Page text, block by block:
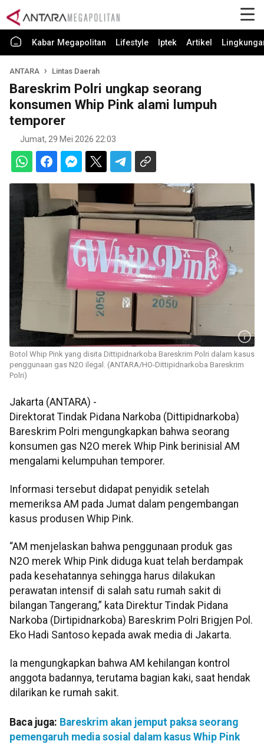
Kabar Megapolitan Lifestyle Iptek Artikel
ANTARA Lintas Daerah
Bareskrim Polri ungkap seorang
konsumen Whip Pink alami lumpuh
temporer
Jumat, 29 Mei 2026 22:03
Botol Whip Pink yang disita Dittipidnarkoba Bareskrim Polri dalam kasus
penggunaan gas N2O ilegal. (ANTARA/HO-Dittipidnarkoba Bareskrim
Polri)
Jakarta (ANTARA) -
Direktorat Tindak Pidana Narkoba (Dittipidnarkoba)
Bareskrim Polri mengungkapkan bahwa seorang
konsumen gas N2O merek Whip Pink berinisial AM
mengalami kelumpuhan temporer.
Informasi tersebut didapat penyidik setelah
memeriksa AM pada Jumat dalam pengembangan
kasus produsen Whip Pink.
“AM menjelaskan bahwa penggunaan produk gas
N2O merek Whip Pink diduga kuat telah berdampak
pada kesehatannya sehingga harus dilakukan
perawatan intensif di salah satu rumah sakit di
bilangan Tangerang,” kata Direktur Tindak Pidana
Narkoba (Dirtipidnarkoba) Bareskrim Polri Brigjen Pol.
Eko Hadi Santoso kepada awak media di Jakarta.
Ia mengungkapkan bahwa AM kehilangan kontrol
anggota badannya, terutama bagian kaki, saat hendak
dilarikan ke rumah sakit.
Baca juga: Bareskrim akan jemput paksa seorang
pemengaruh media sosial dalam kasus Whip Pink